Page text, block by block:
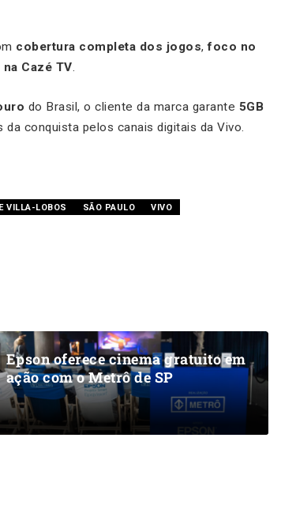
cobertura completa dos jogos,foco no
Cazé TV.
do Brasil, o cliente da marca garante 5GB
conquista pelos canais digitais da Vivo.
VILLA-LOBOS SÃO PAULO VIVO
Epson oferece cinema gratuito em
ação com o Metrô de SP